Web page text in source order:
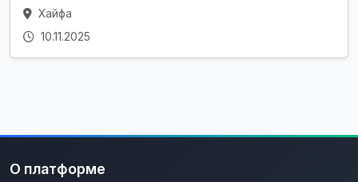
Хайфа
10.11.2025
О платформе